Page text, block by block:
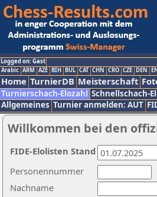
Logged on: Gast
Arabic ARM AZE BIH BUL CAT CHN CRO CZE DEN
Home TurnierDB Meisterschaft
Turnierschach-Elozahl Schnellschach-
Allgemeines Turnier anmelden: AUT
Willkommen bei den
Nachname
Personennummer
FIDE-Elolisten Stand